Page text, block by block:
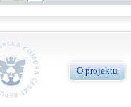
O projektu